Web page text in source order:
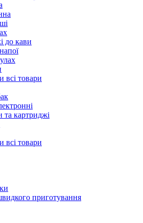
до кави
всі товари
та картриджі
всі товари
приготування